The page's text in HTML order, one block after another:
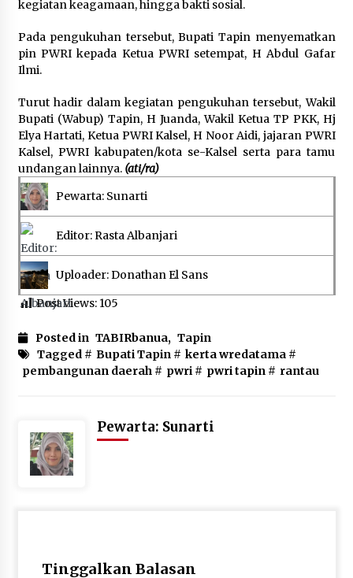
kegiatan keagamaan, hingga bakti sosial.
Pada pengukuhan tersebut, Bupati Tapin menyematkan
pin PWRI kepada Ketua PWRI setempat, H Abdul Gafar
Ilmi.
Turut hadir dalam kegiatan pengukuhan tersebut, Wakil
Bupati (Wabup) Tapin, H Juanda, Wakil Ketua TP PKK, Hj
Elya Hartati, Ketua PWRI Kalsel, H Noor Aidi, jajaran PWRI
Kalsel, PWRI kabupaten/kota se-Kalsel serta para tamu
undangan lainnya. (ati/ra)
Pewarta: Sunarti
Editor: Rasta Albanjari
Uploader: Donathan El Sans
Post Views: 105
Posted in TABIRbanua, Tapin
Tagged # Bupati Tapin # kerta wredatama#
pembangunan daerah # pwri# pwri tapin # rantau
Pewarta: Sunarti
Tinggalkan Balasan